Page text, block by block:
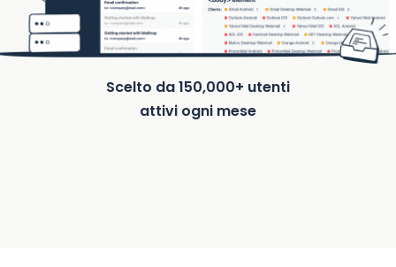
Scelto da 150,000+ utenti
attivi ogni mese